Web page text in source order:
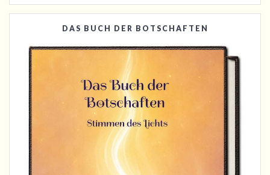
DAS BUCH DER BOTSCHAFTEN